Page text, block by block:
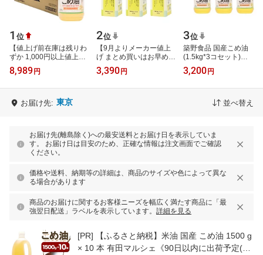
1 位
【値上げ前在庫は残りわ
ずか 1,000円以上値上げ
予定】【最強配送 即日出
荷】築野 こめ油 1500g
8,989 円
2位
【9月よりメーカー値上
げ まとめ買いはお早め
に】まいにちのこめ油
1500g 1.5kg 3本 紙パッ
3,390 円
3位
築野食品 国産こめ油
(1.5kg*3コセット)
【TSUNO(築野食品)】
[つの食品 米油 米ぬか 栄
3,200 円
お届け先: 東京 並べ替え
お届け先(離島除く)への最安送料とお届け日を表示していま
す。 お届け日は目安のため、正確な情報は注文画面でご確認
ください。
価格や送料、納期等の詳細は、商品のサイズや色によって異な
る場合があります
商品のお届けに関するお客様ニーズを幅広く満たす商品に「最
強翌日配送」ラベルを表示しています。 詳細を見る
[PR]
【ふるさと納税】米油 国産 こめ油 1500 g
× 10 本 有田マルシェ《90日以内に出荷予定(土